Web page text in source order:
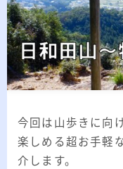
「秋
月～
2026.03.08
「見
月～
2026.03.02
2026
今回は山歩きに向
楽しめる超お手軽
介します。